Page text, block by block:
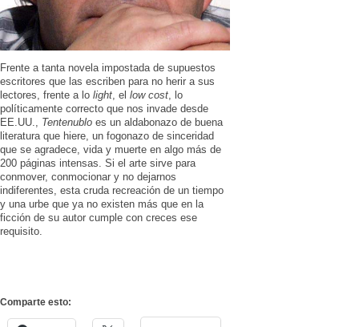
Frente a tanta novela impostada de supuestos
escritores que las escriben para no herir a sus
lectores, frente a lo light , el low cost , lo
políticamente correcto que nos invade desde
EE.UU., Tentenublo es un aldabonazo de buena
literatura que hiere, un fogonazo de sinceridad
que se agradece, vida y muerte en algo más de
200 páginas intensas. Si el arte sirve para
conmover, conmocionar y no dejarnos
indiferentes, esta cruda recreación de un tiempo
y una urbe que ya no existen más que en la
ficción de su autor cumple con creces ese
requisito.
Comparte esto: